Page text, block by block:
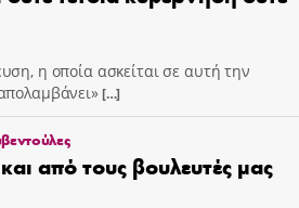
η οποία ασκείται σε αυτή την
[…]
από τους βουλευτές μας